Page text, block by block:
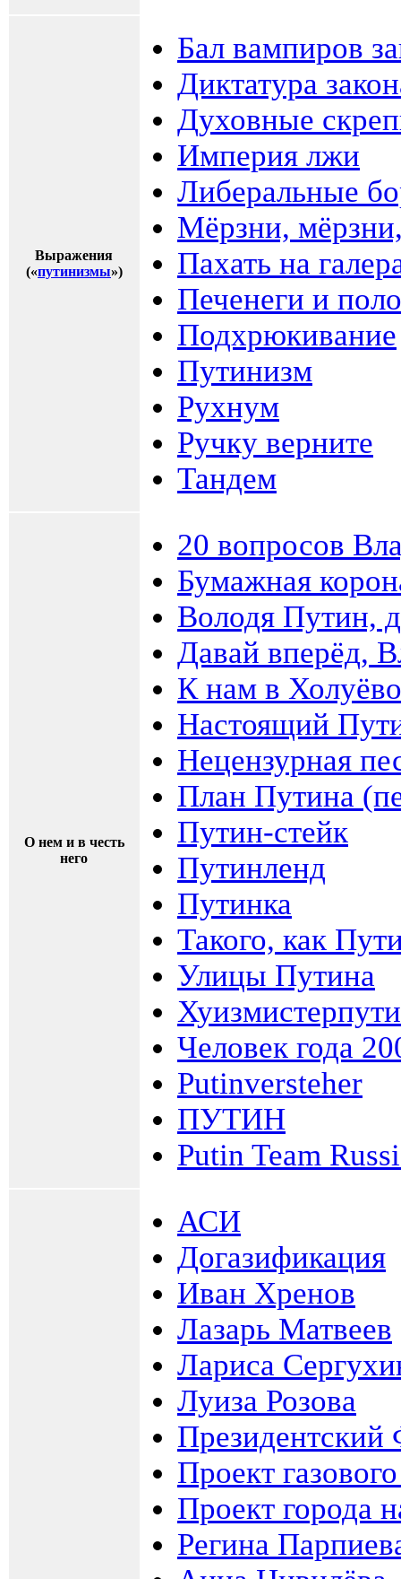
Выражения
(«путинизмы»)
Бал вампиров
Диктатура
Духовные
Империя лжи
Либеральные
Мёрзни,
Пахать на
Печенеги и
Подхрюкивание
Путинизм
Рухнум
Ручку верните
Тандем
О нем и в честь
него
20 вопросов
Бумажная
Володя Путин,
Давай вперёд,
К нам в
Настоящий
Нецензурная
План Путина
Путин-стейк
Путинленд
Путинка
Такого, как
Улицы Путина
Человек года
Putinversteher
ПУТИН
Putin Team
АСИ
Догазификация
Иван Хренов
Лазарь Матвеев
Лариса
Луиза Розова
Президентский
Проект
Проект города
Регина